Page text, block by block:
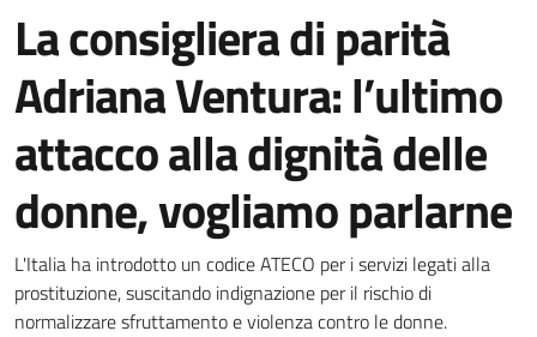
La consigliera di parità
Adriana Ventura: l’ultimo
attacco alla dignità delle
donne, vogliamo parlarne
Dettagli della notizia
L'Italia ha introdotto un codice ATECO per i servizi legati alla
prostituzione, suscitando indignazione per il rischio di
normalizzare sfruttamento e violenza contro le donne.